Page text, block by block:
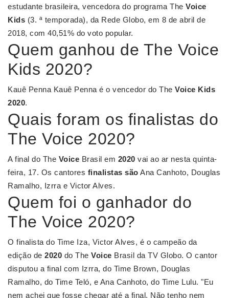
estudante brasileira, vencedora do programa The Voice
Kids (3. ª temporada), da Rede Globo, em 8 de abril de
2018, com 40,51% do voto popular.
Quem ganhou de The Voice
Kids 2020?
Kauê Penna Kauê Penna é o vencedor do The Voice Kids
2020.
Quais foram os finalistas do
The Voice 2020?
A final do The Voice Brasil em 2020 vai ao ar nesta quinta-
feira, 17. Os cantores finalistas são Ana Canhoto, Douglas
Ramalho, Izrra e Victor Alves.
Quem foi o ganhador do
The Voice 2020?
O finalista do Time Iza, Victor Alves, é o campeão da
edição de 2020 do The Voice Brasil da TV Globo. O cantor
disputou a final com Izrra, do Time Brown, Douglas
Ramalho, do Time Teló, e Ana Canhoto, do Time Lulu. "Eu
nem achei que fosse chegar até a final. Não tenho nem